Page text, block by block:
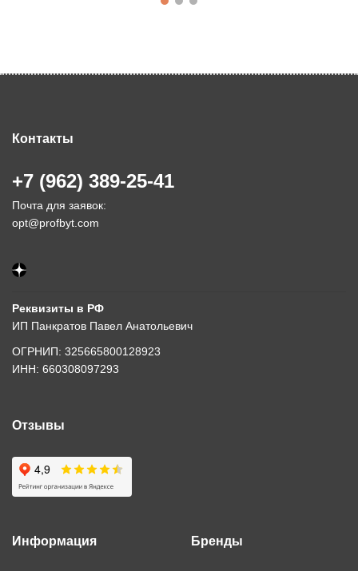
Контакты
+7 (962) 389-25-41
Почта для заявок:
opt@profbyt.com
Реквизиты в РФ
ИП Панкратов Павел Анатольевич
ОГРНИП: 325665800128923
ИНН: 660308097293
Отзывы
Информация Бренды